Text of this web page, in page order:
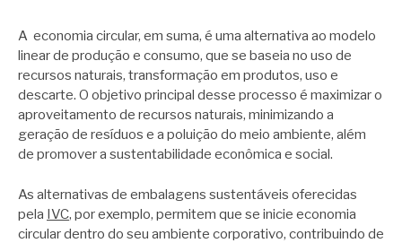
A economia circular, em suma, é uma alternativa ao modelo
linear de produção e consumo, que se baseia no uso de
recursos naturais, transformação em produtos, uso e
descarte. O objetivo principal desse processo é maximizar o
aproveitamento de recursos naturais, minimizando a
geração de resíduos e a poluição do meio ambiente, além
de promover a sustentabilidade econômica e social.
As alternativas de embalagens sustentáveis oferecidas
pela IVC, por exemplo, permitem que se inicie economia
circular dentro do seu ambiente corporativo, contribuindo de